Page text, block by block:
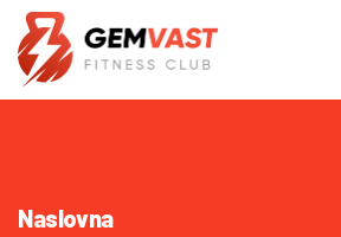
Naslovna